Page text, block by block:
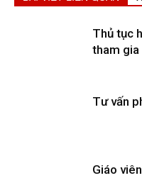
Thủ tục
tham gia
Tư vấn
Giáo